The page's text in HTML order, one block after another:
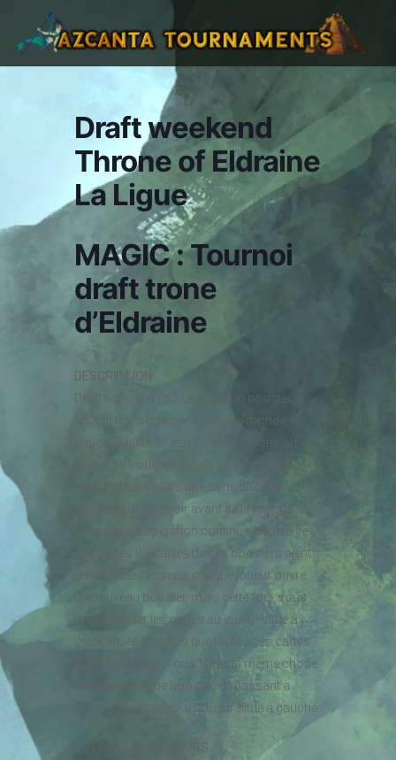
Draft weekend
Throne of Eldraine
La Ligue
MAGIC : Tournoi
draft trone
d’Eldraine
DESCRIPTION
Draft = chaque joueur ouvre un booster et
choisit une seule carte.. Tout le monde
passe ensuite le reste de son booster au
joueur se trouvant sur sa gauche ; chaque
joueur choisit alors une carte du booster
qu’il vient de recevoir avant de le faire passer
à nouveau. L’opération continue jusqu’à ce
que toutes les cartes de ces boosters aient
été choisies. Ensuite, chaque joueur ouvre
un nouveau booster, mais cette fois, vous
devez passer les cartes au joueur situé à
votre droite. Une fois que toutes ces cartes
ont été choisies, vous faites la même chose
avec le troisième booster, en passant à
nouveau les cartes au joueur situé à gauche.
LOTS POUR 8 JOUEURS